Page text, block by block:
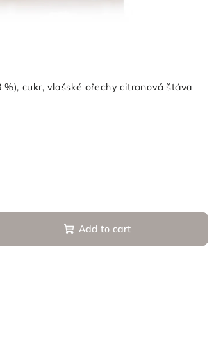
%), cukr, vlašské ořechy citronová štáva
Add to cart